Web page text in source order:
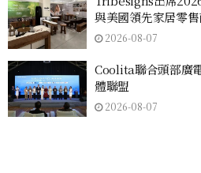
與美國領先家居零
2026-08-07
Coolita聯合頭部廣
體聯盟
2026-08-07